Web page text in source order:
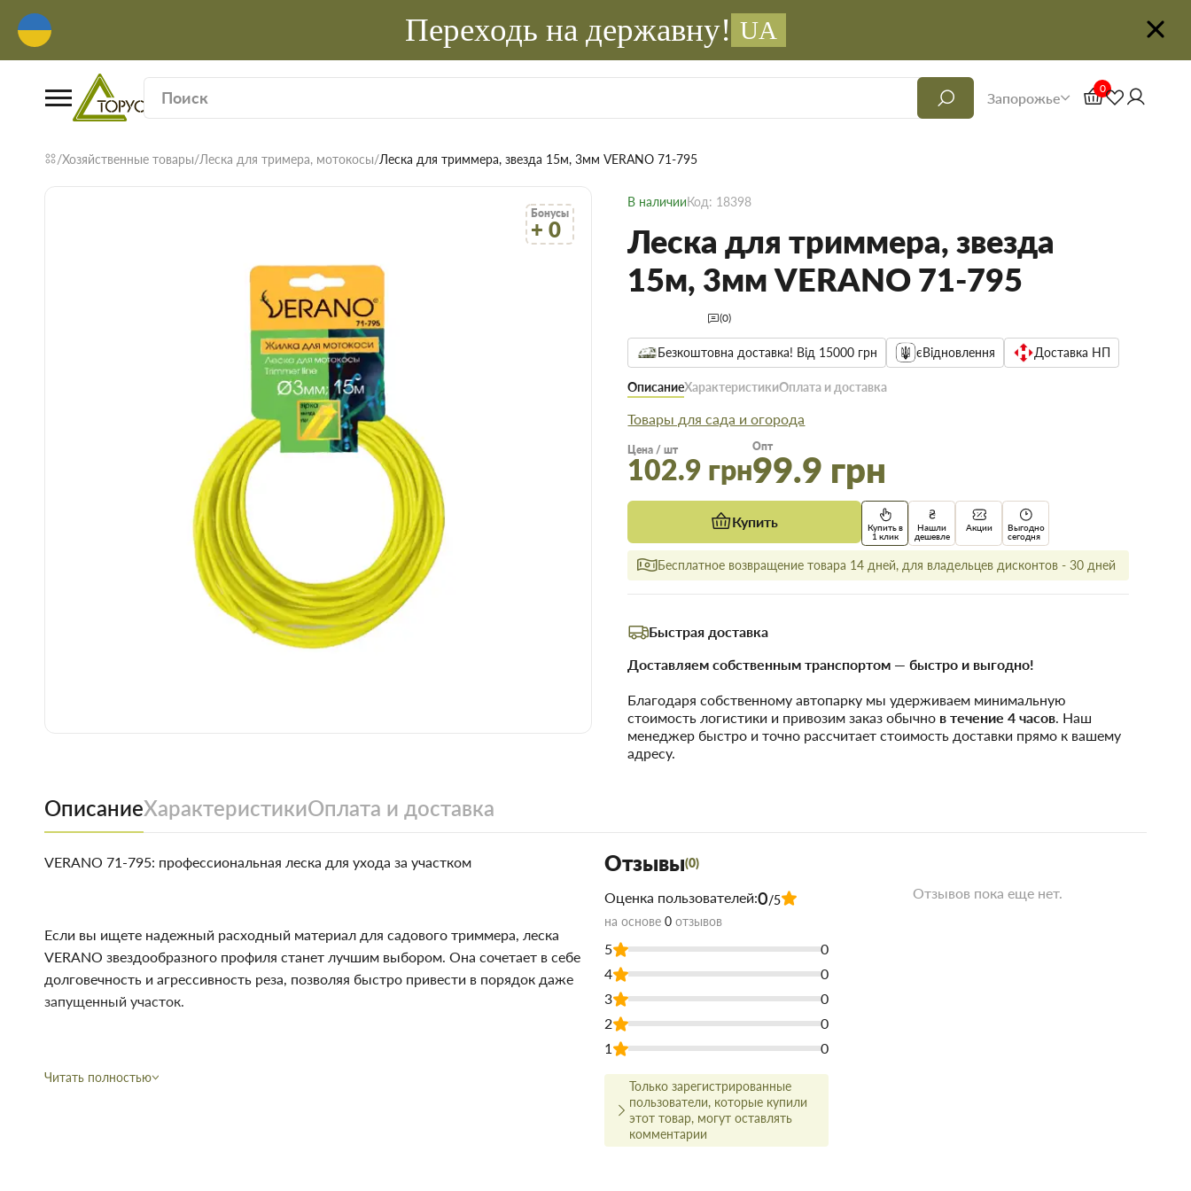
Переходь на державну! UA
Запорожье
0
Хозяйственные товары Леска для тримера, мотокосы Леска для триммера, звезда 15м, 3мм VERANO 71-795
Бонусы
+ 0
В наличииКод: 18398
Леска для триммера, звезда
15м, 3мм VERANO 71-795
(0)
Безкоштовна доставка! Від 15000 грн єВідновлення Доставка НП
ОписаниеХарактеристикиОплата и доставка
Товары для сада и огорода
Цена / шт
102.9 грн
Опт
99.9 грн
Купить
Купить в
1 клик
Нашли
дешевле
Акции
Выгодно
сегодня
Бесплатное возвращение товара 14 дней, для владельцев дисконтов - 30 дней
Быстрая доставка
Доставляем собственным транспортом — быстро и выгодно!
Благодаря собственному автопарку мы удерживаем минимальную
стоимость логистики и привозим заказ обычно в течение 4 часов. Наш
менеджер быстро и точно рассчитает стоимость доставки прямо к вашему
адресу.
ОписаниеХарактеристикиОплата и доставка
VERANO 71-795: профессиональная леска для ухода за участком
Если вы ищете надежный расходный материал для садового триммера, леска
VERANO звездообразного профиля станет лучшим выбором. Она сочетает в себе
долговечность и агрессивность реза, позволяя быстро привести в порядок даже
запущенный участок.
Особенности: устойчивость к ударам о камни, минимальная вибрация, легкая
Читать полностью
Отзывы(0)
Оценка пользователей:0/5
на основе 0 отзывов
5
0
4
0
3
0
2
0
1
0
Только зарегистрированные
пользователи, которые купили
этот товар, могут оставлять
комментарии
Отзывов пока еще нет.